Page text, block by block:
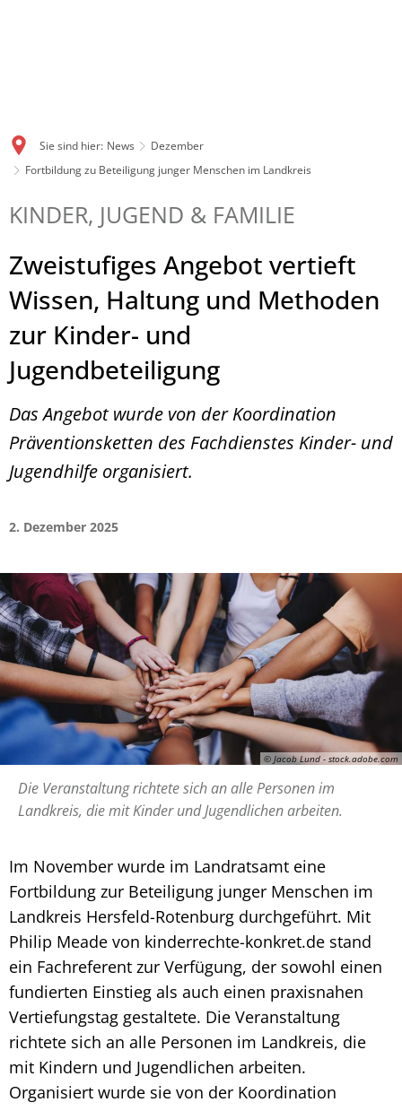
Sie sind hier: News
Dezember
Fortbildung zu Beteiligung junger Menschen im Landkreis
KINDER, JUGEND & FAMILIE
Zweistufiges Angebot vertieft
Wissen, Haltung und Methoden
zur Kinder- und
Jugendbeteiligung
Das Angebot wurde von der Koordination
Präventionsketten des Fachdienstes Kinder- und
Jugendhilfe organisiert.
2. Dezember 2025
© Jacob Lund - stock.adobe.com
Die Veranstaltung richtete sich an alle Personen im
Landkreis, die mit Kinder und Jugendlichen arbeiten.
Im November wurde im Landratsamt eine
Fortbildung zur Beteiligung junger Menschen im
Landkreis Hersfeld-Rotenburg durchgeführt. Mit
Philip Meade von kinderrechte-konkret.de stand
ein Fachreferent zur Verfügung, der sowohl einen
fundierten Einstieg als auch einen praxisnahen
Vertiefungstag gestaltete. Die Veranstaltung
richtete sich an alle Personen im Landkreis, die
mit Kindern und Jugendlichen arbeiten.
Organisiert wurde sie von der Koordination